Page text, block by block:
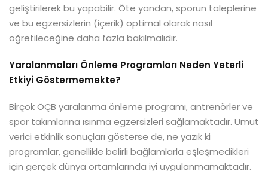
geliştirilerek bu yapabilir. Öte yandan, sporun taleplerine
ve bu egzersizlerin (içerik) optimal olarak nasıl
öğretileceğine daha fazla bakılmalıdır.
Yaralanmaları Önleme Programları Neden Yeterli
Etkiyi Göstermemekte?
Birçok ÖÇB yaralanma önleme programı, antrenörler ve
spor takımlarına ısınma egzersizleri sağlamaktadır. Umut
verici etkinlik sonuçları gösterse de, ne yazık ki
programlar, genellikle belirli bağlamlarla eşleşmedikleri
için gerçek dünya ortamlarında iyi uygulanmamaktadır.